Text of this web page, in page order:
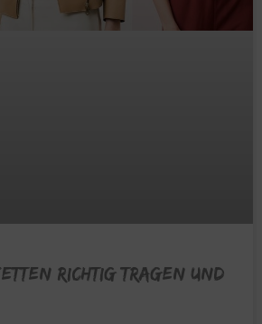
richtig tragen und